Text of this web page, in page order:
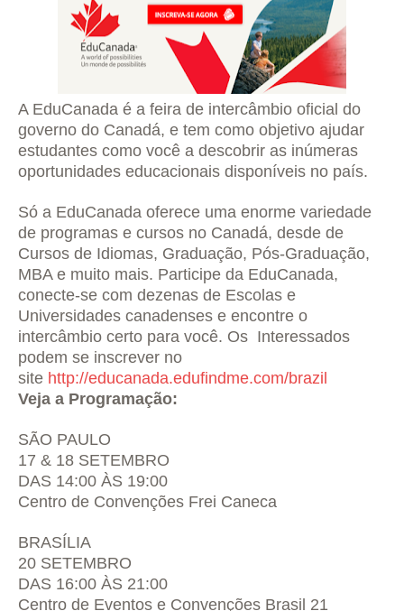
A EduCanada é a feira de intercâmbio oficial do
governo do Canadá, e tem como objetivo ajudar
estudantes como você a descobrir as inúmeras
oportunidades educacionais disponíveis no país.
Só a EduCanada oferece uma enorme variedade
de programas e cursos no Canadá, desde de
Cursos de Idiomas, Graduação, Pós-Graduação,
MBA e muito mais. Participe da EduCanada,
conecte-se com dezenas de Escolas e
Universidades canadenses e encontre o
intercâmbio certo para você. Os Interessados
podem se inscrever no
site http://educanada.edufindme.com/brazil
Veja a Programação:
SÃO PAULO
17 & 18 SETEMBRO
DAS 14:00 ÀS 19:00
Centro de Convenções Frei Caneca
BRASÍLIA
20 SETEMBRO
DAS 16:00 ÀS 21:00
Centro de Eventos e Convenções Brasil 21